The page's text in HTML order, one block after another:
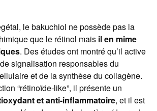
le bakuchiol ne possède pas la
que le rétinol mais il en mime
. Des études ont montré qu’il active
signalisation responsables du
et de la synthèse du collagène.
“rétinoïde-like”, il présente un
et anti-inflammatoire, et il est